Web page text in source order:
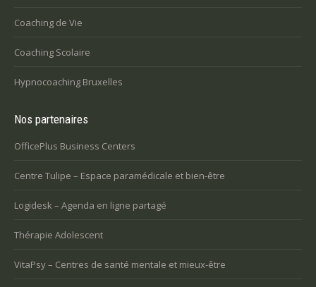
Coaching de Vie
Coaching Scolaire
Hypnocoaching Bruxelles
Nos partenaires
OfficePlus Business Centers
Centre Tulipe – Espace paramédicale et bien-être
Logidesk – Agenda en ligne partagé
Thérapie Adolescent
VitaPsy – Centres de santé mentale et mieux-être